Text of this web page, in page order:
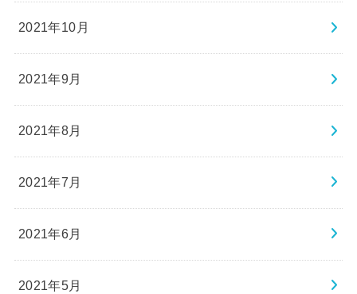
2021年10月
2021年9月
2021年8月
2021年7月
2021年6月
2021年5月